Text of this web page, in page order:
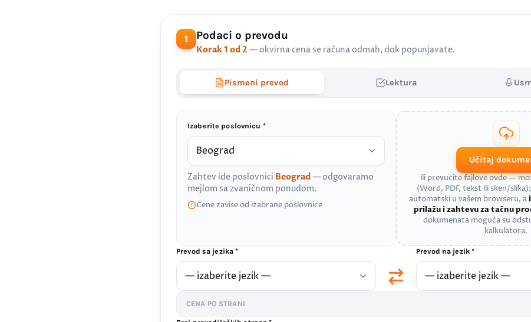
1 Podaci o prevodu
Korak 1 od 2 — okvirna cena se računa odmah, dok popunjavate.
Pismeni prevod Lektura
Izaberite poslovnicu *
Zahtev ide poslovnici Beograd— odgovaramo
mejlom sa zvaničnom ponudom.
Cene zavise od izabrane poslovnice
Učitaj
ili prevucite fajlove ovde —
(Word, PDF, tekst ili sken/
automatski u vašem browseru, a
prilažu i zahtevu za tačnu
dokumenata moguća su
kalkulatora.
Prevod sa jezika * Prevod na jezik *
CENA PO STRANI